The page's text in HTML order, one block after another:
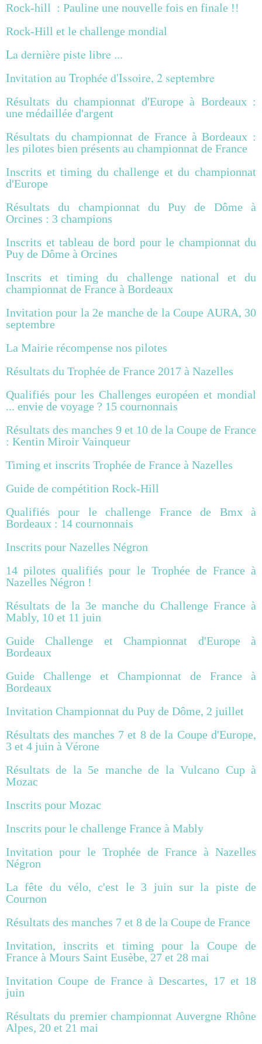
Rock-hill : Pauline une nouvelle fois en finale !!
Rock-Hill et le challenge mondial
La dernière piste libre ...
Invitation au Trophée d'Issoire, 2 septembre
Résultats du championnat d'Europe à Bordeaux :
une médaillée d'argent
Résultats du championnat de France à Bordeaux :
les pilotes bien présents au championnat de France
Inscrits et timing du challenge et du championnat
d'Europe
Résultats du championnat du Puy de Dôme à
Orcines : 3 champions
Inscrits et tableau de bord pour le championnat du
Puy de Dôme à Orcines
Inscrits et timing du challenge national et du
championnat de France à Bordeaux
Invitation pour la 2e manche de la Coupe AURA, 30
septembre
La Mairie récompense nos pilotes
Résultats du Trophée de France 2017 à Nazelles
Qualifiés pour les Challenges européen et mondial
... envie de voyage ? 15 cournonnais
Résultats des manches 9 et 10 de la Coupe de France
: Kentin Miroir Vainqueur
Timing et inscrits Trophée de France à Nazelles
Guide de compétition Rock-Hill
Qualifiés pour le challenge France de Bmx à
Bordeaux : 14 cournonnais
Inscrits pour Nazelles Négron
14 pilotes qualifiés pour le Trophée de France à
Nazelles Négron !
Résultats de la 3e manche du Challenge France à
Mably, 10 et 11 juin
Guide Challenge et Championnat d'Europe à
Bordeaux
Guide Challenge et Championnat de France à
Bordeaux
Invitation Championnat du Puy de Dôme, 2 juillet
Résultats des manches 7 et 8 de la Coupe d'Europe,
3 et 4 juin à Vérone
Résultats de la 5e manche de la Vulcano Cup à
Mozac
Inscrits pour Mozac
Inscrits pour le challenge France à Mably
Invitation pour le Trophée de France à Nazelles
Négron
La fête du vélo, c'est le 3 juin sur la piste de
Cournon
Résultats des manches 7 et 8 de la Coupe de France
Invitation, inscrits et timing pour la Coupe de
France à Mours Saint Eusèbe, 27 et 28 mai
Invitation Coupe de France à Descartes, 17 et 18
juin
Résultats du premier championnat Auvergne Rhône
Alpes, 20 et 21 mai